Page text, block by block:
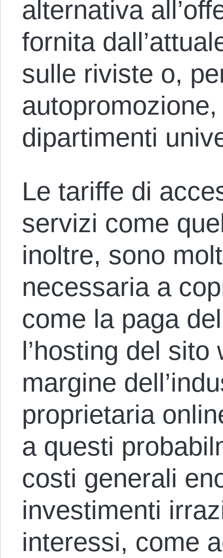
alternativa
fornita
sulle riviste o,
autopromozione,
dipartimenti
Le tariffe di
servizi come
inoltre, sono
necessaria a
come la paga
l’hosting del
margine
proprietaria
a questi
costi generali
investimenti
interessi, come